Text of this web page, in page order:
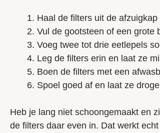
Haal de filters uit de afzuigkap
Vul de gootsteen of een grote
Voeg twee tot drie eetlepels
Leg de filters erin en laat ze
Boen de filters met een
Spoel goed af en laat ze
Heb je lang niet schoongemaakt en
de filters daar even in. Dat werkt